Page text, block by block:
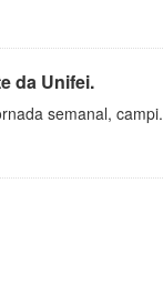
da Unifei.
semanal, campi.